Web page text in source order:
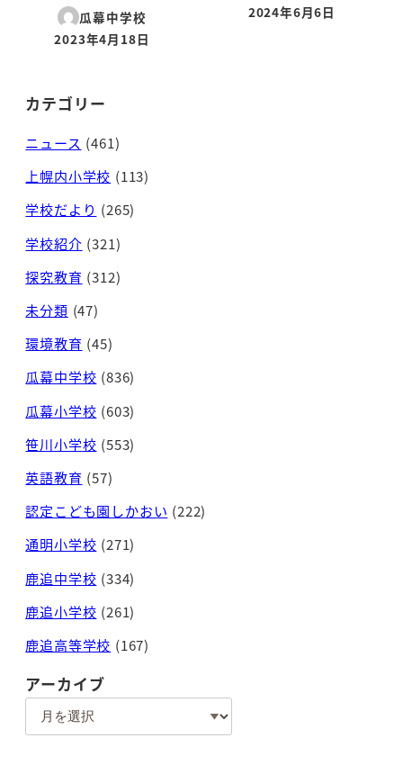
瓜幕中学校
投稿日
2023年4月18日
投稿日
2024年6月6日
カテゴリー
ニュース (461)
上幌内小学校 (113)
学校だより (265)
学校紹介 (321)
探究教育 (312)
未分類 (47)
環境教育 (45)
瓜幕中学校 (836)
瓜幕小学校 (603)
笹川小学校 (553)
英語教育 (57)
認定こども園しかおい (222)
通明小学校 (271)
鹿追中学校 (334)
鹿追小学校 (261)
鹿追高等学校 (167)
アーカイブ